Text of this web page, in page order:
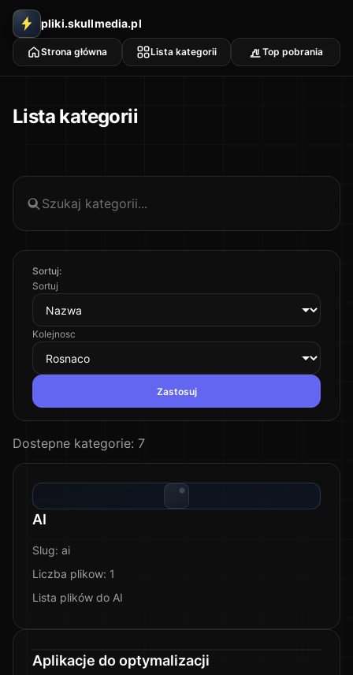
pliki.skullmedia.pl
Strona główna Lista kategorii Top pobrania
Lista kategorii
Sortuj:
Sortuj
Kolejnosc
Zastosuj
Dostepne kategorie: 7
AI
Slug: ai
Liczba plikow: 1
Lista plików do AI
Aplikacje do optymalizacji